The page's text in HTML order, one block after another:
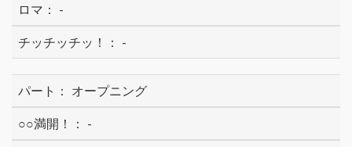
-
-
オープニング
-